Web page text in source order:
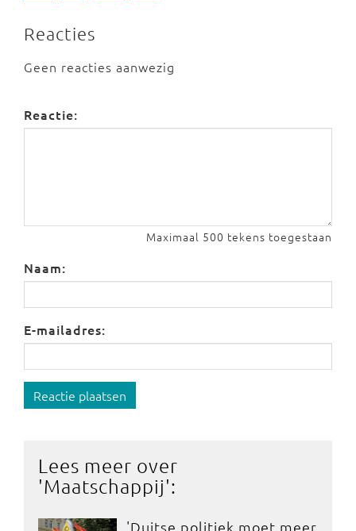
Reacties
Geen reacties aanwezig
Reactie:
Maximaal 500 tekens toegestaan
Naam:
E-mailadres:
Reactie plaatsen
Lees meer over
'Maatschappij':
'Duitse politiek moet meer